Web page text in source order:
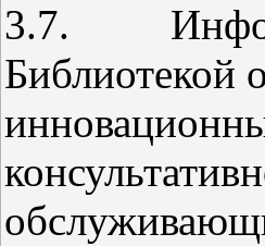
3.7.
Библиотекой